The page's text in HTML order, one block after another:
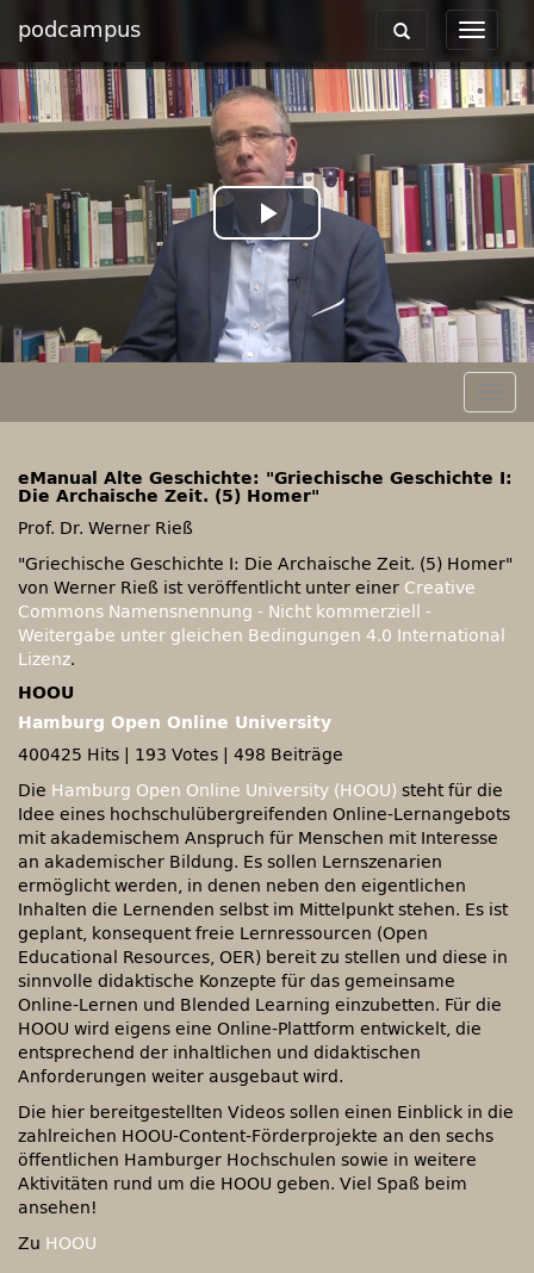
podcampus
Toggle
Toggle
navigation
Play
Video
eManual Alte Geschichte: "Griechische Geschichte I:
Die Archaische Zeit. (5) Homer"
Prof. Dr. Werner Rieß
"Griechische Geschichte I: Die Archaische Zeit. (5) Homer"
von Werner Rieß ist veröffentlicht unter einer Creative
Commons Namensnennung - Nicht kommerziell -
Weitergabe unter gleichen Bedingungen 4.0 International
Lizenz.
HOOU
Hamburg Open Online University
400425 Hits
193 Votes
498 Beiträge
Die Hamburg Open Online University (HOOU) steht für die
Idee eines hochschulübergreifenden Online-Lernangebots
mit akademischem Anspruch für Menschen mit Interesse
an akademischer Bildung. Es sollen Lernszenarien
ermöglicht werden, in denen neben den eigentlichen
Inhalten die Lernenden selbst im Mittelpunkt stehen. Es ist
geplant, konsequent freie Lernressourcen (Open
Educational Resources, OER) bereit zu stellen und diese in
sinnvolle didaktische Konzepte für das gemeinsame
Online-Lernen und Blended Learning einzubetten. Für die
HOOU wird eigens eine Online-Plattform entwickelt, die
entsprechend der inhaltlichen und didaktischen
Anforderungen weiter ausgebaut wird.
Die hier bereitgestellten Videos sollen einen Einblick in die
zahlreichen HOOU-Content-Förderprojekte an den sechs
öffentlichen Hamburger Hochschulen sowie in weitere
Aktivitäten rund um die HOOU geben. Viel Spaß beim
ansehen!
Zu HOOU